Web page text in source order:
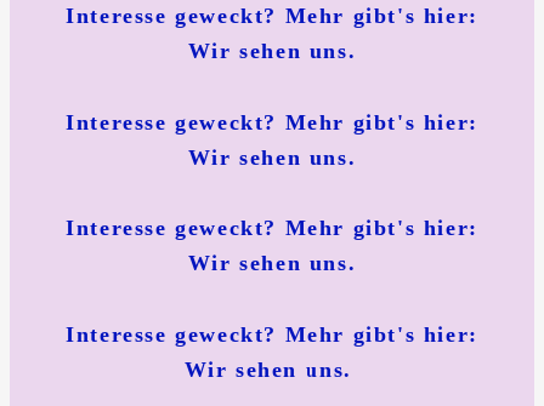
Interesse geweckt? Mehr gibt's hier:
Wir sehen uns.
Interesse geweckt? Mehr gibt's hier:
Wir sehen uns.
Interesse geweckt? Mehr gibt's hier:
Wir sehen uns.
Interesse geweckt? Mehr gibt's hier:
Wir sehen uns.